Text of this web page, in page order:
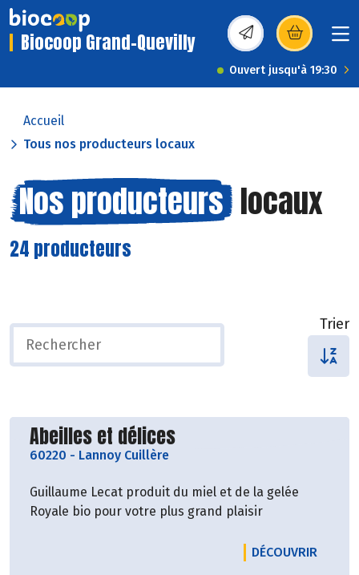
Biocoop Grand-Quevilly (s’ouvre dans une
Ouvert jusqu'à 19:30
Accueil
Tous nos producteurs locaux
Nos producteurs locaux
24 producteurs
Trier
Découvrir le producteur
Abeilles et délices
60220 - Lannoy Cuillère
Guillaume Lecat produit du miel et de la gelée
Royale bio pour votre plus grand plaisir
DÉCOUVRIR